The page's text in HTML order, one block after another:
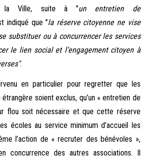
la Ville, suite à "un entretien de
indiqué que "la réserve citoyenne ne vise
substituer ou à concurrencer les services
le lien social et l’engagement citoyen à
.
en particulier pour regretter que les
soient exclus, qu’un « entretien de
flou soit nécessaire et que cette réserve
écoles au service minimum d’accueil les
l’action de « recruter des bénévoles »,
concurrence des autres associations. Il